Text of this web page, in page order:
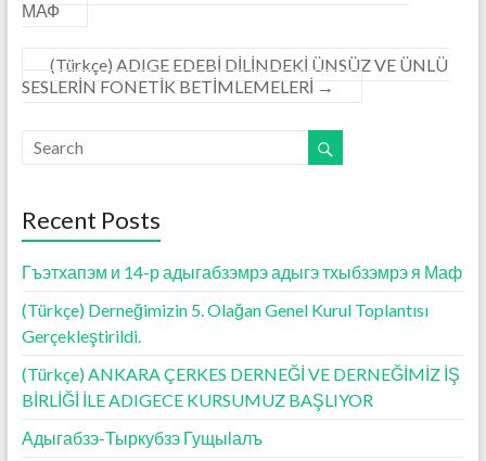
МАФ
(Türkçe) ADIGE EDEBİ DİLİNDEKİ ÜNSÜZ VE ÜNLÜ
SESLERİN FONETİK BETİMLEMELERİ →
Recent Posts
Гъэтхапэм и 14-р адыгабзэмрэ адыгэ тхыбзэмрэ я Маф
(Türkçe) Derneğimizin 5. Olağan Genel Kurul Toplantısı
Gerçekleştirildi.
(Türkçe) ANKARA ÇERKES DERNEĞİ VE DERNEĞİMİZ İŞ
BİRLİĞİ İLE ADIGECE KURSUMUZ BAŞLIYOR
Адыгабзэ-Тыркубзэ Гущыӏалъ